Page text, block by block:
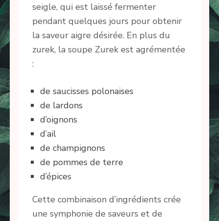
seigle, qui est laissé fermenter
pendant quelques jours pour obtenir
la saveur aigre désirée. En plus du
zurek, la soupe Zurek est agrémentée
:
de saucisses polonaises
de lardons
d’oignons
d’ail
de champignons
de pommes de terre
d’épices
Cette combinaison d’ingrédients crée
une symphonie de saveurs et de